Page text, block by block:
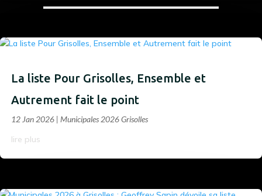
La liste Pour Grisolles, Ensemble et
Autrement fait le point
12 Jan 2026 | Municipales 2026 Grisolles
lire plus